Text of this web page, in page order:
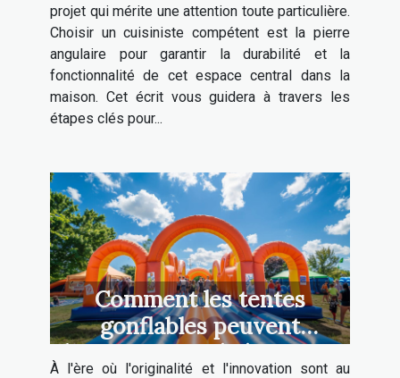
projet qui mérite une attention toute particulière.
Choisir un cuisiniste compétent est la pierre
angulaire pour garantir la durabilité et la
fonctionnalité de cet espace central dans la
maison. Cet écrit vous guidera à travers les
étapes clés pour...
Comment les tentes
gonflables peuvent
dynamiser vos événements
À l'ère où l'originalité et l'innovation sont au